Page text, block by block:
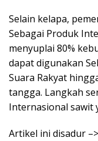
Selain kelapa,
Sebagai Produk
menyuplai 80%
dapat digunakan
Suara Rakyat
tangga. Langkah
Internasional sawit
Artikel ini disadur